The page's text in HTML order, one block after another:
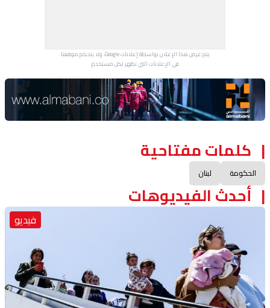
يتم عرض هذا الإعلان بواسطة إعلانات Google، ولا يتحكم موقعنا
في الإعلانات التي تظهر لكل مستخدم.
Advertisement Section
كلمات مفتاحية
الحكومة لبنان
أحدث الفيديوهات
فيديو